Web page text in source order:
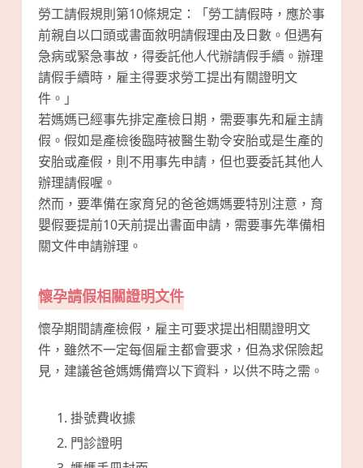
勞工請假規則第10條規定：「勞工請假時，應於事
前親自以口頭或書面敘明請假理由及日數。但遇有
急病或緊急事故，得委託他人代辦請假手續。辦理
請假手續時，雇主得要求勞工提出有關證明文
件。」
若媽媽已經事先排定產檢日期，需要事先和雇主請
假。假如是產檢後臨時被醫生勒令安胎或是生產的
安胎或產假，則不用事先申請，但也要委託其他人
辦理請假喔。
然而，要準備在家育兒的爸爸媽媽要特別注意，育
嬰假要提前10天前提出書面申請，需要事先準備相
關文件申請辦理。
懷孕請假相關證明文件
懷孕期間請產檢假，雇主可要求提出相關證明文
件，雖然不一定每個雇主都會要求，但為求保險起
見，建議爸爸媽媽備齊以下資料，以供不時之需。
掛號費收據
門診證明